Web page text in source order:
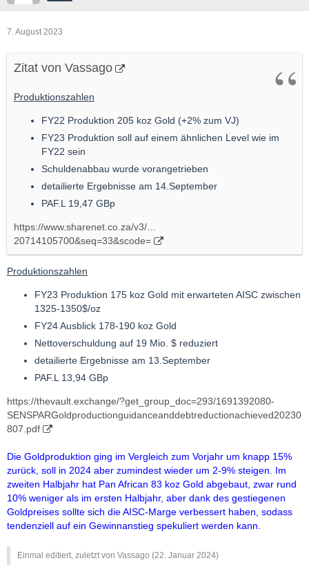
7. August 2023
Zitat von Vassago
Produktionszahlen
FY22 Produktion 205 koz Gold (+2% zum VJ)
FY23 Produktion soll auf einem ähnlichen Level wie im
FY22 sein
Schuldenabbau wurde vorangetrieben
detailierte Ergebnisse am 14.September
PAF.L 19,47 GBp
https://www.sharenet.co.za/v3/…
20714105700&seq=33&scode=
Produktionszahlen
FY23 Produktion 175 koz Gold mit erwarteten AISC zwischen
1325-1350$/oz
FY24 Ausblick 178-190 koz Gold
Nettoverschuldung auf 19 Mio. $ reduziert
detailierte Ergebnisse am 13.September
PAF.L 13,94 GBp
https://thevault.exchange/?get_group_doc=293/1691392080-
SENSPARGoldproductionguidanceanddebtreductionachieved20230
807.pdf
Die Goldproduktion ging im Vergleich zum Vorjahr um knapp 15%
zurück, soll in 2024 aber zumindest wieder um 2-9% steigen. Im
zweiten Halbjahr hat Pan African 83 koz Gold abgebaut, zwar rund
10% weniger als im ersten Halbjahr, aber dank des gestiegenen
Goldpreises sollte sich die AISC-Marge verbessert haben, sodass
tendenziell auf ein Gewinnanstieg spekuliert werden kann.
Einmal editiert, zuletzt von Vassago (22. Januar 2024)